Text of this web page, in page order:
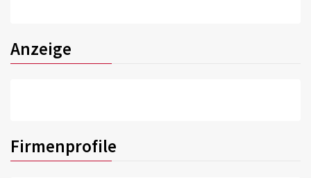
Anzeige
Firmenprofile